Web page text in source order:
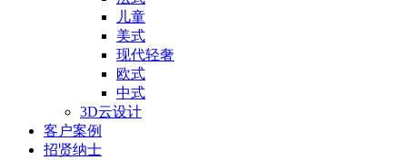
儿童
美式
现代轻奢
欧式
中式
3D云设计
客户案例
招贤纳士